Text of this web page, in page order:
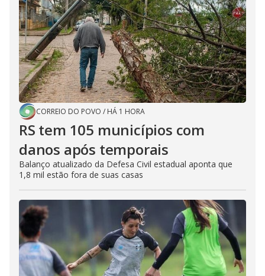
CORREIO DO POVO / HÁ 1 HORA
RS tem 105 municípios com
danos após temporais
Balanço atualizado da Defesa Civil estadual aponta que
1,8 mil estão fora de suas casas